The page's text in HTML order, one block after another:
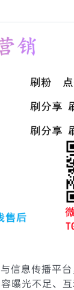
信息传播平
曝光不足、